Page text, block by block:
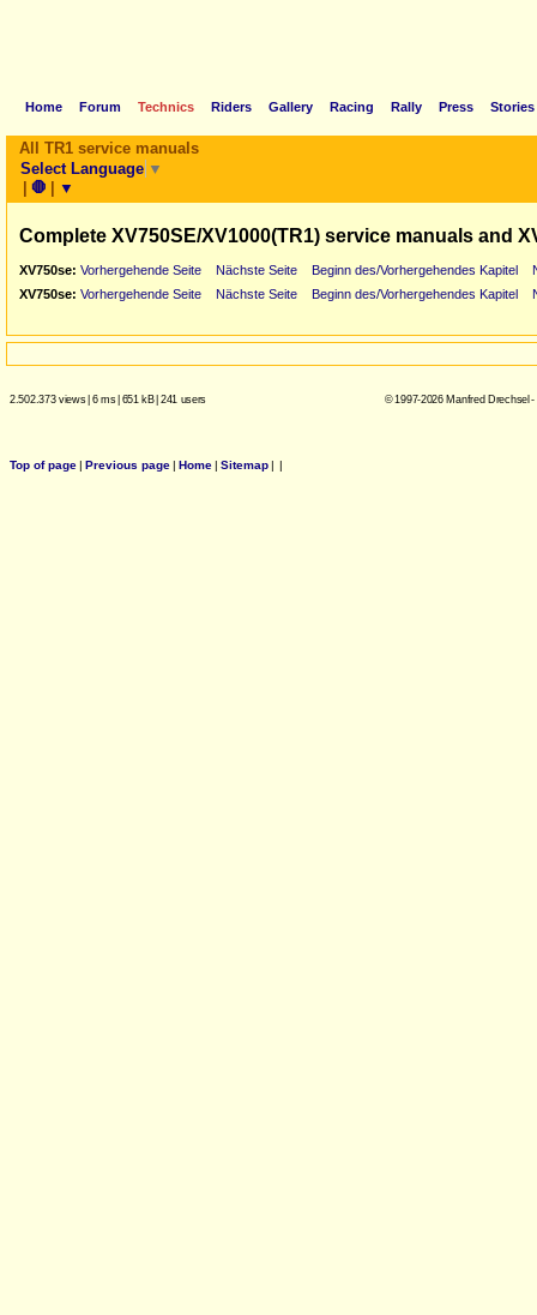
Home Forum Technics Riders Gallery Racing Rally Press Stories
All TR1 service manuals
Select Language ▼
| 🛑 | ▼
Complete XV750SE/XV1000(TR1) service manuals and
XV750se: Vorhergehende Seite Nächste Seite Beginn des/Vorhergehendes Kapitel
XV750se: Vorhergehende Seite Nächste Seite Beginn des/Vorhergehendes Kapitel
2.502.373 views| 6 ms| 651 kB| 241 users © 1997-2026 Manfred Drechsel
Top of page| Previous page| Home| Sitemap| |